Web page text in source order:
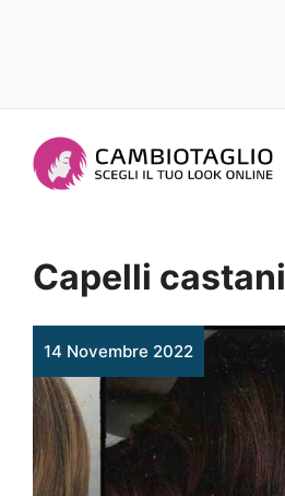
Capelli castani
14 Novembre 2022